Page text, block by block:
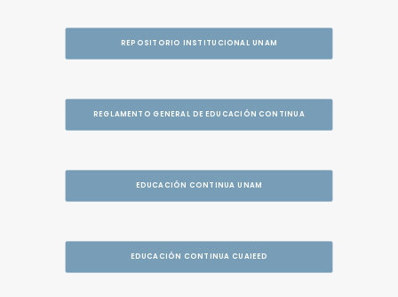
REPOSITORIO INSTITUCIONAL UNAM
REGLAMENTO GENERAL DE EDUCACIÓN CONTINUA
EDUCACIÓN CONTINUA UNAM
EDUCACIÓN CONTINUA CUAIEED